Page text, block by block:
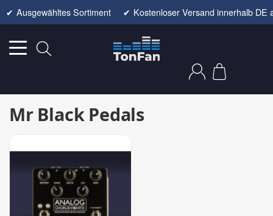
✔ Ausgewähltes Sortiment ✔ Kostenloser Versand innerhalb DE
Mr Black Pedals